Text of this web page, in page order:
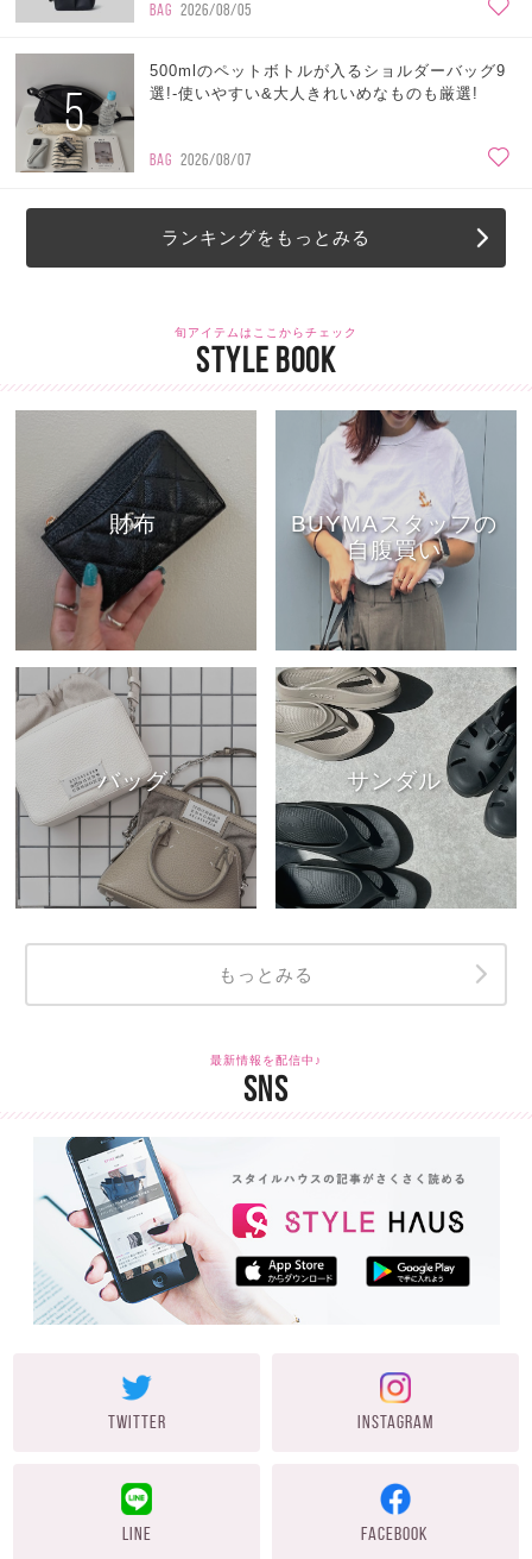
BAG 2026/08/05
5
500mlのペットボトルが入るショルダーバッグ9
選!-使いやすい&大人きれいめなものも厳選!
BAG 2026/08/07
ランキングをもっとみる
旬アイテムはここからチェック
STYLE BOOK
財布
BUYMAスタッフの
自腹買い
バッグ サンダル
もっとみる
最新情報を配信中♪
SNS
TWITTER INSTAGRAM
LINE FACEBOOK